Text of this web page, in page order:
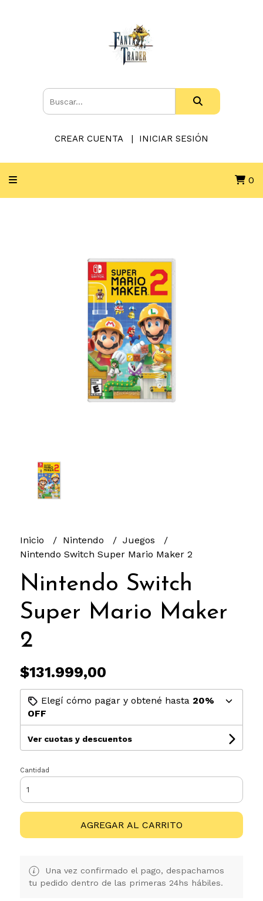
CREAR CUENTA INICIAR SESIÓN
0
Inicio Nintendo
Juegos
Nintendo Switch Super Mario Maker 2
Nintendo Switch
Super Mario Maker
2
$131.999,00
Elegí cómo pagar y obtené hasta 20%
OFF
Ver cuotas y descuentos
Cantidad
AGREGAR AL CARRITO
Una vez confirmado el pago, despachamos
tu pedido dentro de las primeras 24hs hábiles.